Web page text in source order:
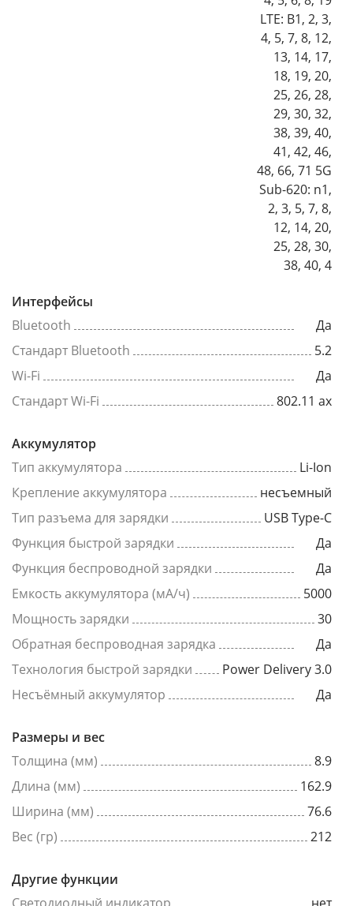
LTE: B1, 2, 3,
4, 5, 7, 8, 12,
13, 14, 17,
18, 19, 20,
25, 26, 28,
29, 30, 32,
38, 39, 40,
41, 42, 46,
48, 66, 71 5G
Sub-620: n1,
2, 3, 5, 7, 8,
12, 14, 20,
25, 28, 30,
38, 40, 4
Интерфейсы
Bluetooth
Да
Стандарт Bluetooth
5.2
Wi-Fi
Да
Стандарт Wi-Fi
802.11 ax
Аккумулятор
Тип аккумулятора
Li-Ion
Крепление аккумулятора
несъемный
Тип разъема для зарядки
USB Type-C
Функция быстрой зарядки
Да
Функция беспроводной зарядки
Да
Емкость аккумулятора (мА/ч)
5000
Мощность зарядки
30
Обратная беспроводная зарядка
Да
Технология быстрой зарядки
Power Delivery 3.0
Несъёмный аккумулятор
Да
Размеры и вес
Толщина (мм)
8.9
Длина (мм)
162.9
Ширина (мм)
76.6
Вес (гр)
212
Другие функции